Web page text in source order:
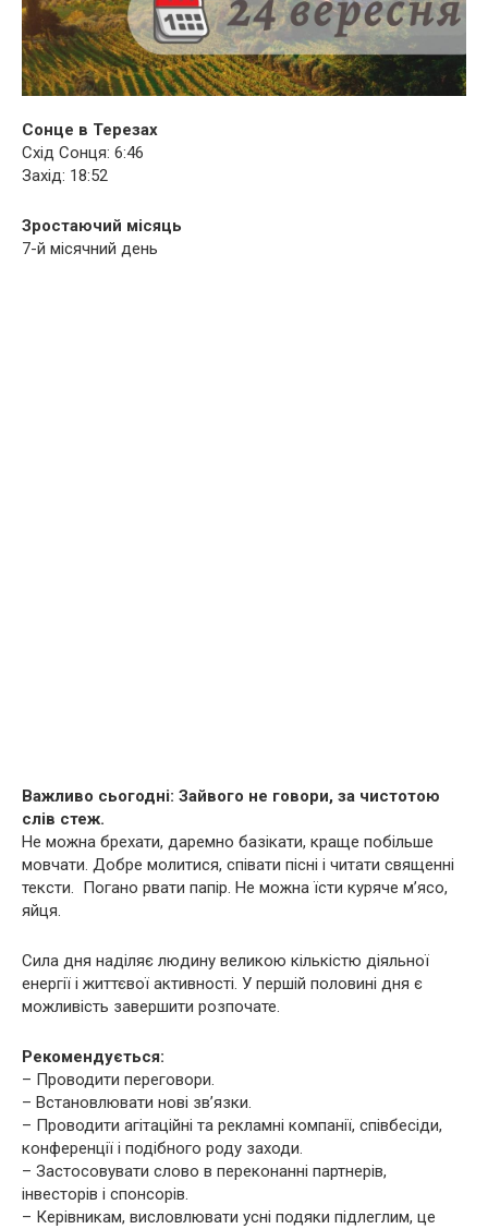
Сонце в Терезах
Схід Сонця: 6:46
Захід: 18:52
Зростаючий місяць
7-й місячний день
Важливо сьогодні: Зайвого не говори, за чистотою
слів стеж.
Не можна брехати, даремно базікати, краще побільше
мовчати. Добре молитися, співати пісні і читати священні
тексти. Погано рвати папір. Не можна їсти куряче м’ясо,
яйця.
Сила дня наділяє людину великою кількістю діяльної
енергії і життєвої активності. У першій половині дня є
можливість завершити розпочате.
Рекомендується:
– Проводити переговори.
– Встановлювати нові зв’язки.
– Проводити агітаційні та рекламні компанії, співбесіди,
конференції і подібного роду заходи.
– Застосовувати слово в переконанні партнерів,
інвесторів і спонсорів.
– Керівникам, висловлювати усні подяки підлеглим, це